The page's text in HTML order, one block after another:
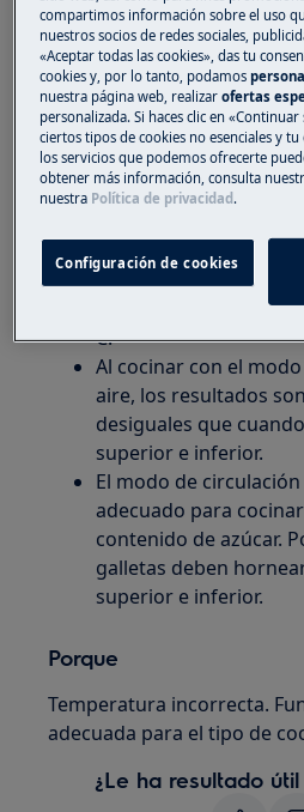
Se aplica a
Hornos
Solución
Cuando se usa el
aire, reduzca la
utilizaría usando otro
Al cocinar en modo de
la temperatura no
C.
Al cocinar con el
aire, los resultados
desiguales que
superior e inferior.
El modo de
adecuado para
contenido de azúcar.
galletas deben
superior e inferior.
Porque
Temperatura incorrecta.
adecuada para el tipo de
¿Le ha resultado
compartimos información sobre el uso
nuestros socios de redes sociales,
«Aceptar todas las cookies», das tu
cookies y, por lo tanto, podamos
nuestra página web, realizarofertas
personalizada. Si haces clic en
ciertos tipos de cookies no esenciales y
los servicios que podemos ofrecerte
obtener más información, consulta
nuestra Política de privacidad .
Configuración de cookies